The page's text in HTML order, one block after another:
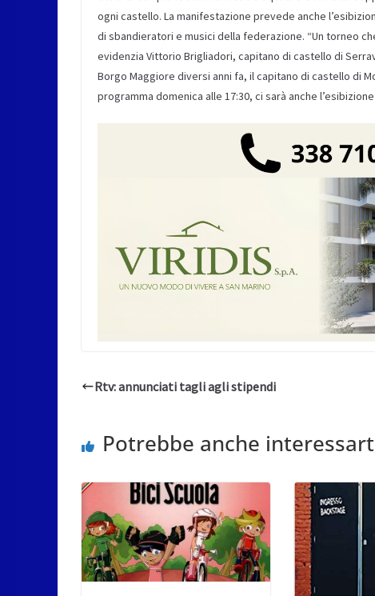
ogni castello. La manifestazione prevede anche
di sbandieratori e musici della federazione. “Un torneo
evidenzia Vittorio Brigliadori, capitano di castello di
Borgo Maggiore diversi anni fa, il capitano di castello di
programma domenica alle 17:30, ci sarà anche
Rtv: annunciati tagli agli stipendi
Potrebbe anche